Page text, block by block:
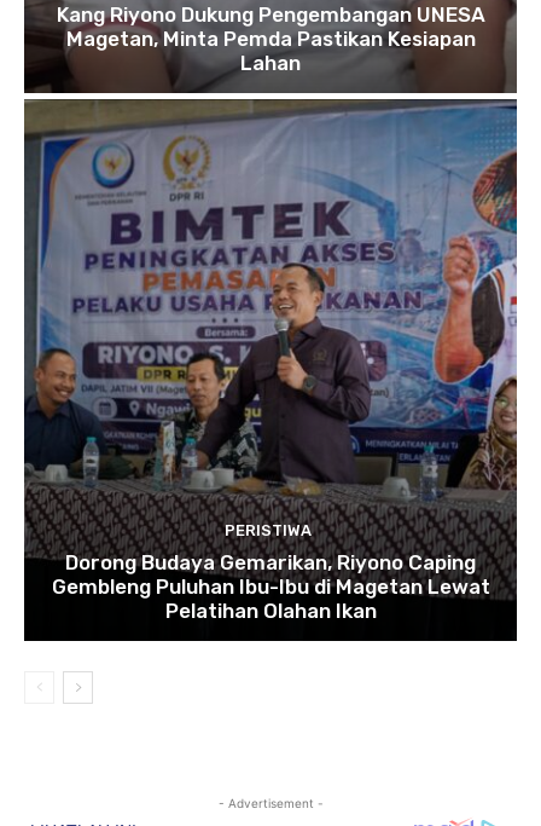
Kang Riyono Dukung Pengembangan UNESA
Magetan, Minta Pemda Pastikan Kesiapan
Lahan
PERISTIWA
Dorong Budaya Gemarikan, Riyono Caping
Gembleng Puluhan Ibu-Ibu di Magetan Lewat
Pelatihan Olahan Ikan
- Advertisement -